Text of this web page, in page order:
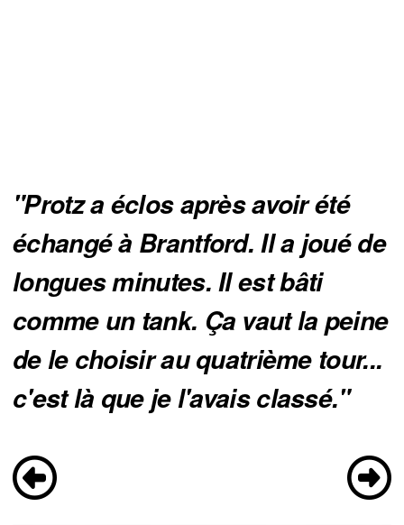
"Protz a éclos après avoir été
échangé à Brantford. Il a joué de
longues minutes. Il est bâti
comme un tank. Ça vaut la peine
de le choisir au quatrième tour...
c'est là que je l'avais classé."